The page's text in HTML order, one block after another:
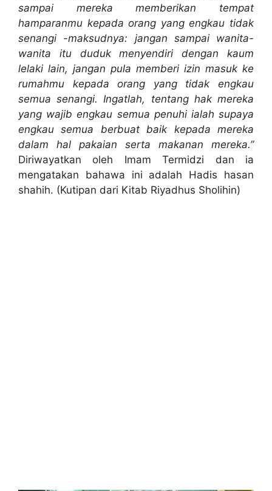
sampai mereka memberikan tempat
hamparanmu kepada orang yang engkau tidak
senangi -maksudnya: jangan sampai wanita-
wanita itu duduk menyendiri dengan kaum
lelaki lain, jangan pula memberi izin masuk ke
rumahmu kepada orang yang tidak engkau
semua senangi. Ingatlah, tentang hak mereka
yang wajib engkau semua penuhi ialah supaya
engkau semua berbuat baik kepada mereka
dalam hal pakaian serta makanan mereka.”
Diriwayatkan oleh Imam Termidzi dan ia
mengatakan bahawa ini adalah Hadis hasan
shahih. (Kutipan dari Kitab Riyadhus Sholihin)